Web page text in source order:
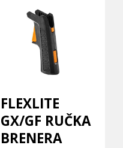
FLEXLITE
GX/GF RUČKA
BRENERA